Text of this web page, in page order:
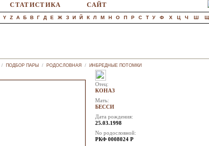
СТАТИСТИКА САЙТ
Y Z А Б В Г Д Е Ж З И Й К Л М Н О П Р С Т У Ф Х Ц Ч Ш Щ
/ ПОДБОР ПАРЫ / РОДОСЛОВНАЯ / ИНБРЕДНЫЕ ПОТОМКИ
Отец:
КОНАЗ
Мать:
БЕССИ
Дата рождения:
25.03.1998
No родословной:
РКФ 0008024 Р